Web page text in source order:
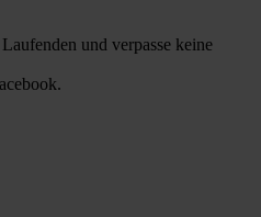
und verpasse keine